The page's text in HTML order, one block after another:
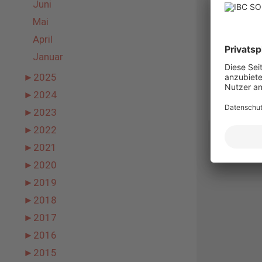
E-
Juni
Mai
April
Januar
► 2025
► 2024
► 2023
► 2022
► 2021
► 2020
► 2019
► 2018
► 2017
► 2016
► 2015